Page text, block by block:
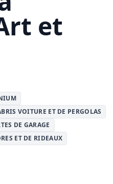
et
VOITURE ET DE PERGOLAS
DE GARAGE
ET DE RIDEAUX